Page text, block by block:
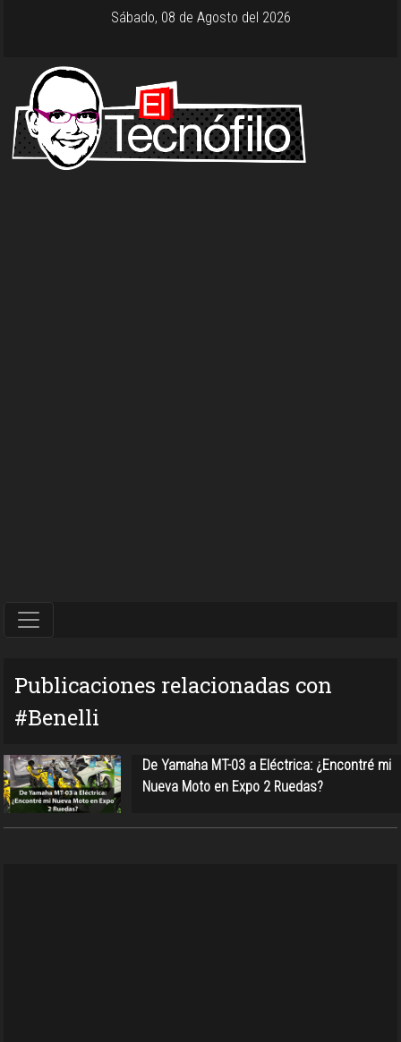
Sábado, 08 de Agosto del 2026
Publicaciones relacionadas con
#Benelli
De Yamaha MT-03 a Eléctrica: ¿Encontré mi
Nueva Moto en Expo 2 Ruedas?